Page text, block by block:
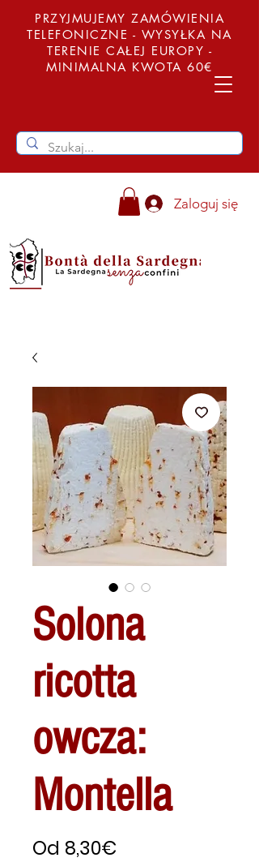
PRZYJMUJEMY ZAMÓWIENIA
TELEFONICZNE - WYSYŁKA NA
TERENIE CAŁEJ EUROPY -
MINIMALNA KWOTA 60€
Zaloguj się
Solona
ricotta
owcza:
Montella
Od 8,30€